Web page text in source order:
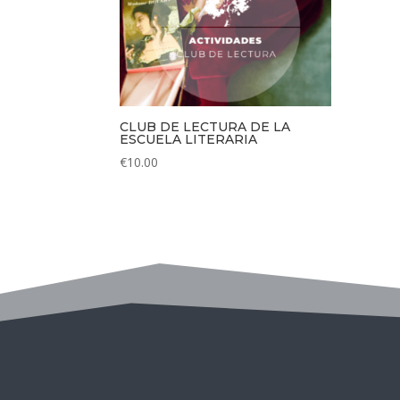
€100.00
CLUB DE LECTURA DE LA
ESCUELA LITERARIA
€10.00